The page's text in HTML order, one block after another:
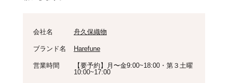
会社名 舟久保織物
ブランド名 Harefune
営業時間
【要予約】月〜金9:00~18:00・第３土曜
10:00~17:00